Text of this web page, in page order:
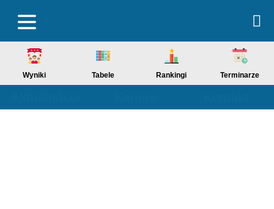
Wyniki Tabele Rankingi Terminarze